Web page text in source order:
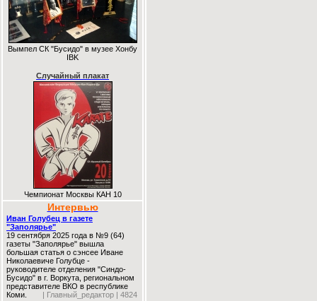
Вымпел СК "Бусидо" в музее Хонбу
IBK
Случайный плакат
Чемпионат Москвы КАН 10
Интервью
Иван Голубец в газете
"Заполярье"
19 сентября 2025 года в №9 (64)
газеты "Заполярье" вышла
большая статья о сэнсее Иване
Николаевиче Голубце -
руководителе отделения "Синдо-
Бусидо" в г. Воркута, региональном
представителе ВКО в республике
Коми.
| Главный_редактор | 4824